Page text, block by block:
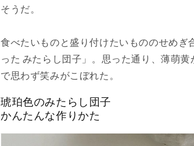
そうだ。
食べたいものと盛り付けたいもののせめぎ
った みたらし団子」。思った通り、薄萌
で思わず笑みがこぼれた。
琥珀色のみたらし団子
かんたんな作りかた